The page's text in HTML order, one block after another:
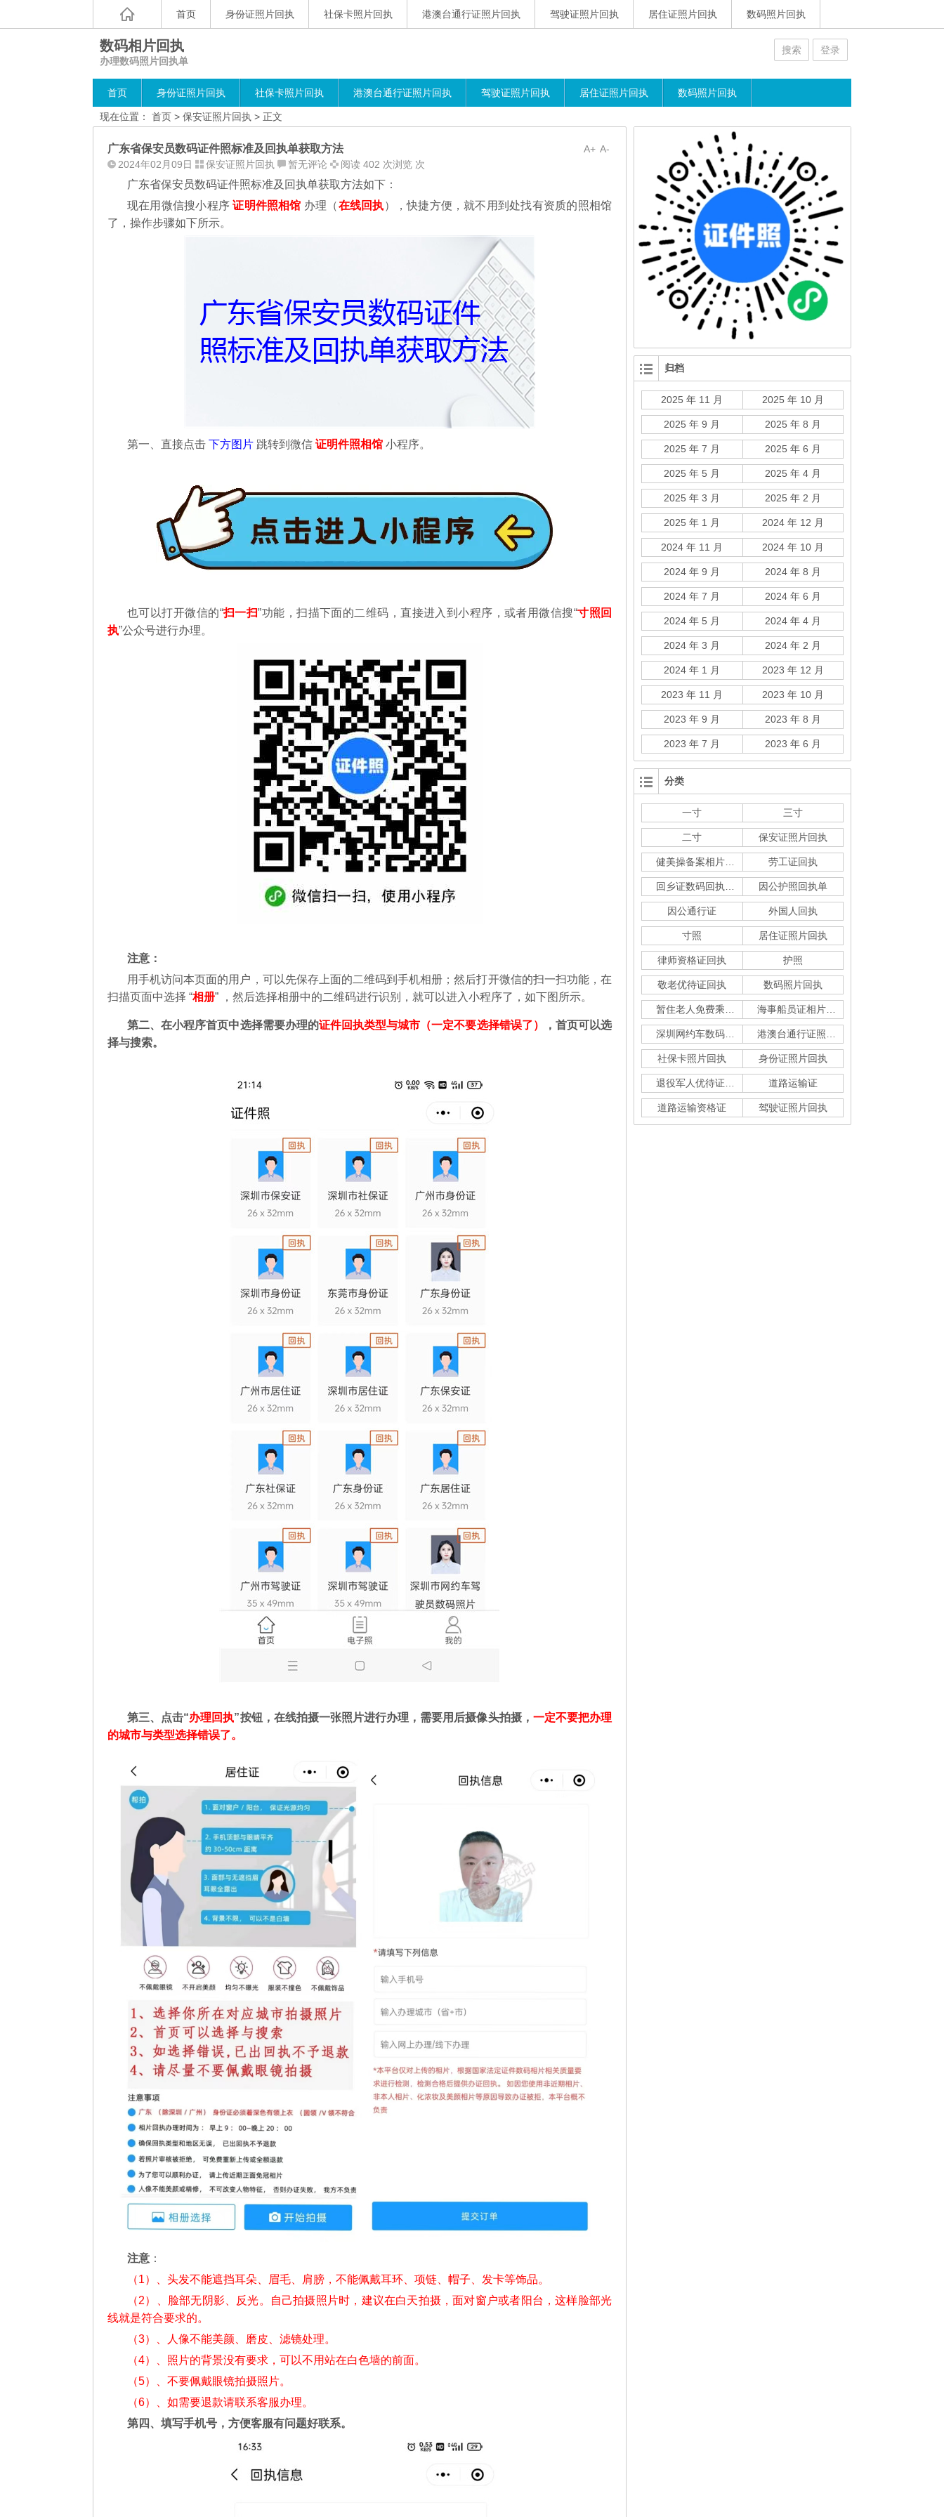
首页 身份证照片回执 社保卡照片回执 港澳台通行证照片回执 驾驶证照片回执 居住证照片回执 数码照片回执
数码相片回执
办理数码照片回执单
搜索 登录
首页 身份证照片回执 社保卡照片回执 港澳台通行证照片回执 驾驶证照片回执 居住证照片回执 数码照片回执
现在位置： 首页 > 保安证照片回执 > 正文
A-
A+
广东省保安员数码证件照标准及回执单获取方法
2024年02月09日 保安证照片回执 暂无评论 阅读 402 次浏览 次
广东省保安员数码证件照标准及回执单获取方法如下：
现在用微信搜小程序证明件照相馆 办理（在线回执），快捷方便，就不用到处找有资质的照相馆
了，操作步骤如下所示。
第一、直接点击 下方图片 跳转到微信 证明件照相馆 小程序。
也可以打开微信的“扫一扫”功能，扫描下面的二维码，直接进入到小程序，或者用微信搜“寸照回
执”公众号进行办理。
注意：
用手机访问本页面的用户，可以先保存上面的二维码到手机相册；然后打开微信的扫一扫功能，在
扫描页面中选择 “相册” ，然后选择相册中的二维码进行识别，就可以进入小程序了，如下图所示。
第二、在小程序首页中选择需要办理的证件回执类型与城市（一定不要选择错误了）
，首页可以选
择与搜索。
第三、点击“办理回执”按钮，在线拍摄一张照片进行办理，需要用后摄像头拍摄， 一定不要把办理
的城市与类型选择错误了。
注意 ：
（1）、头发不能遮挡耳朵、眉毛、肩膀，不能佩戴耳环、项链、帽子、发卡等饰品。
（2）、脸部无阴影、反光。自己拍摄照片时，建议在白天拍摄，面对窗户或者阳台，这样脸部光
线就是符合要求的。
（3）、人像不能美颜、磨皮、滤镜处理。
（4）、照片的背景没有要求，可以不用站在白色墙的前面。
（5）、不要佩戴眼镜拍摄照片。
（6）、如需要退款请联系客服办理。
第四、填写手机号，方便客服有问题好联系。
归档
2025 年 11 月 2025 年 10 月
2025 年 9 月 2025 年 8 月
2025 年 7 月 2025 年 6 月
2025 年 5 月 2025 年 4 月
2025 年 3 月 2025 年 2 月
2025 年 1 月 2024 年 12 月
2024 年 11 月 2024 年 10 月
2024 年 9 月 2024 年 8 月
2024 年 7 月 2024 年 6 月
2024 年 5 月 2024 年 4 月
2024 年 3 月 2024 年 2 月
2024 年 1 月 2023 年 12 月
2023 年 11 月 2023 年 10 月
2023 年 9 月 2023 年 8 月
2023 年 7 月 2023 年 6 月
分类
一寸 三寸
二寸 保安证照片回执
劳工证回执
因公护照回执单
因公通行证 外国人回执
寸照 居住证照片回执
律师资格证回执 护照
敬老优待证回执 数码照片回执
海事船员证相片采集
社保卡照片回执 身份证照片回执
道路运输证
道路运输资格证 驾驶证照片回执